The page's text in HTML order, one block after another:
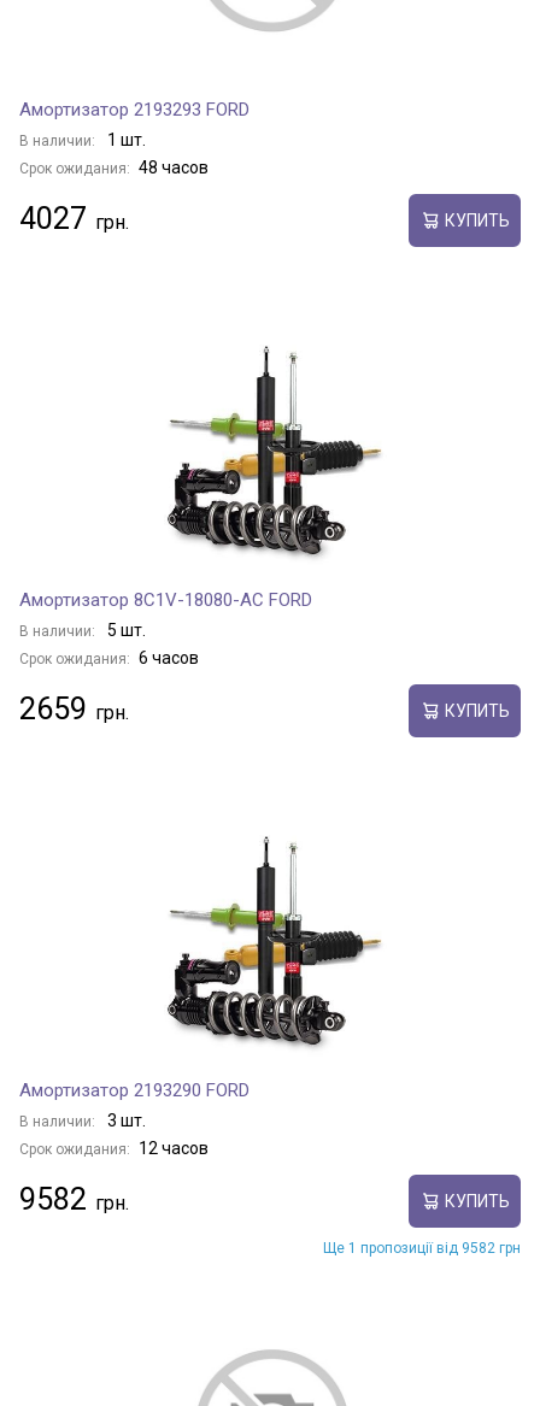
Амортизатор 2193293 FORD
В наличии: 1 шт.
Срок ожидания: 48 часов
4027 КУПИТЬ
Амортизатор 8C1V-18080-AC FORD
В наличии: 5 шт.
Срок ожидания: 6 часов
2659 КУПИТЬ
Амортизатор 2193290 FORD
В наличии: 3 шт.
Срок ожидания: 12 часов
9582 КУПИТЬ
Ще 1 пропозиції від 9582 грн